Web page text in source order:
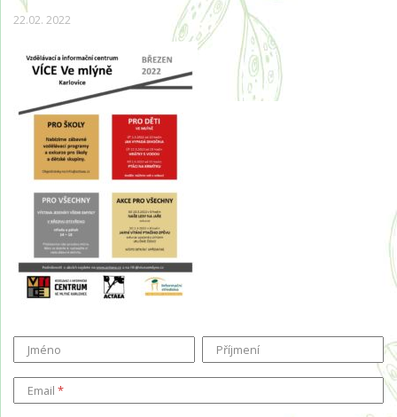
22.02. 2022
Jméno Příjmení
Email